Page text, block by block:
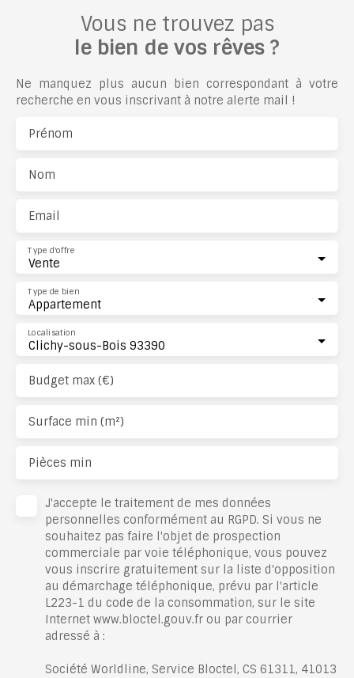
Vous ne trouvez pas
le bien de vos rêves ?
Ne manquez plus aucun bien correspondant à votre
recherche en vous inscrivant à notre alerte mail !
Prénom
Nom
Email
Vente
Type d'offre
Appartement
Type de bien
Clichy-sous-Bois 93390
Localisation
Budget max (€)
Surface min (m²)
Pièces min
J'accepte le traitement de mes données
personnelles conformément au RGPD. Si vous ne
souhaitez pas faire l'objet de prospection
commerciale par voie téléphonique, vous pouvez
vous inscrire gratuitement sur la liste d'opposition
au démarchage téléphonique, prévu par l'article
L223-1 du code de la consommation, sur le site
Internet www.bloctel.gouv.fr ou par courrier
adressé à :
Société Worldline, Service Bloctel, CS 61311, 41013